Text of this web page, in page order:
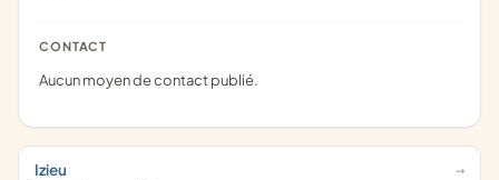
CONTACT
Aucun moyen de contact publié.
Izieu